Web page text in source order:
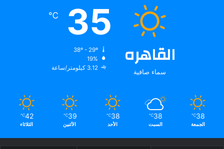
القاهره
سماء صافية
35
℃
19%
3.12 كيلومتر/ساعة
38
℃
الجمعة
38
℃
السبت
38
℃
الأحد
39
℃
الأثنين
42
℃
الثلاثاء